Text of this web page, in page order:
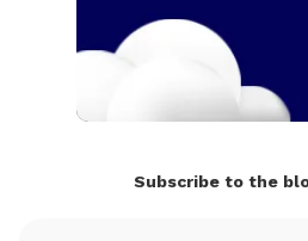
Subscribe to the